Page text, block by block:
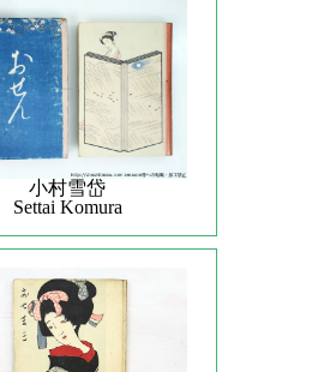
小村雪岱
Settai Komura